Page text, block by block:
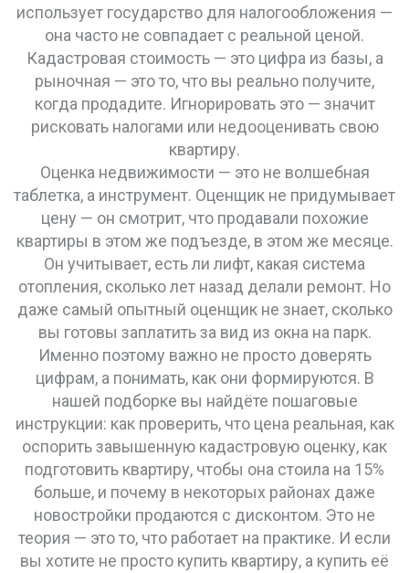
использует государство для налогообложения —
она часто не совпадает с реальной ценой.
Кадастровая стоимость — это цифра из базы, а
рыночная — это то, что вы реально получите,
когда продадите. Игнорировать это — значит
рисковать налогами или недооценивать свою
квартиру.
Оценка недвижимости — это не волшебная
таблетка, а инструмент. Оценщик не придумывает
цену — он смотрит, что продавали похожие
квартиры в этом же подъезде, в этом же месяце.
Он учитывает, есть ли лифт, какая система
отопления, сколько лет назад делали ремонт. Но
даже самый опытный оценщик не знает, сколько
вы готовы заплатить за вид из окна на парк.
Именно поэтому важно не просто доверять
цифрам, а понимать, как они формируются. В
нашей подборке вы найдёте пошаговые
инструкции: как проверить, что цена реальная, как
оспорить завышенную кадастровую оценку, как
подготовить квартиру, чтобы она стоила на 15%
больше, и почему в некоторых районах даже
новостройки продаются с дисконтом. Это не
теория — это то, что работает на практике. И если
вы хотите не просто купить квартиру, а купить её